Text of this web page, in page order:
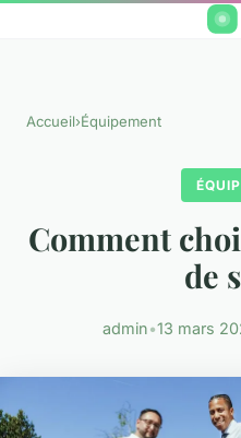
Accueil›Équipement
Comment
de
admin•13 mars